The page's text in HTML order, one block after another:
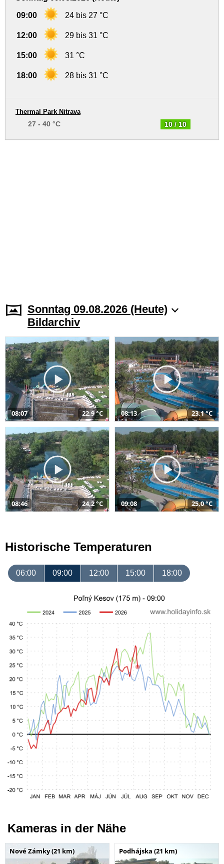
09:00 24 bis 27 °C
12:00 29 bis 31 °C
15:00 31 °C
18:00 28 bis 31 °C
10 / 10
Thermal Park Nitrava
27 - 40 °C
Sonntag 09.08.2026 (Heute)
Bildarchiv
08:07 22,9 °C 08:13 23,1 °C
08:46 24,2 °C 09:08 25,0 °C
Historische Temperaturen
06:00 09:00 12:00 15:00 18:00
Kameras in der Nähe
Nové Zámky (21 km) Podhájska (21 km)